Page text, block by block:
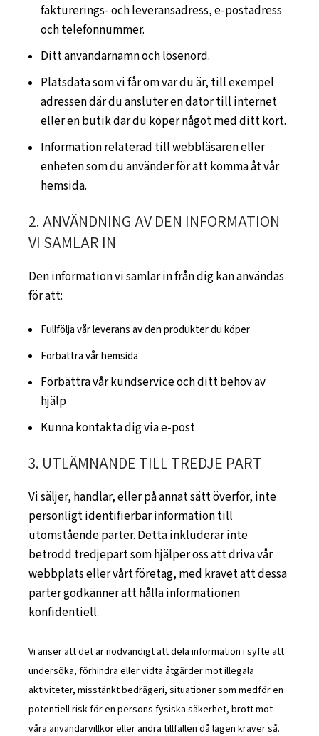
fakturerings- och leveransadress, e-postadress
och telefonnummer.
Ditt användarnamn och lösenord.
Platsdata som vi får om var du är, till exempel
adressen där du ansluter en dator till internet
eller en butik där du köper något med ditt kort.
Information relaterad till webbläsaren eller
enheten som du använder för att komma åt vår
hemsida.
2. ANVÄNDNING AV DEN INFORMATION
VI SAMLAR IN
Den information vi samlar in från dig kan användas
för att:
Fullfölja vår leverans av den produkter du köper
Förbättra vår hemsida
Förbättra vår kundservice och ditt behov av
hjälp
Kunna kontakta dig via e-post
3. UTLÄMNANDE TILL TREDJE PART
Vi säljer, handlar, eller på annat sätt överför, inte
personligt identifierbar information till
utomstående parter. Detta inkluderar inte
betrodd tredjepart som hjälper oss att driva vår
webbplats eller vårt företag, med kravet att dessa
parter godkänner att hålla informationen
konfidentiell.
Vi anser att det är nödvändigt att dela information i syfte att
undersöka, förhindra eller vidta åtgärder mot illegala
aktiviteter, misstänkt bedrägeri, situationer som medför en
potentiell risk för en persons fysiska säkerhet, brott mot
våra användarvillkor eller andra tillfällen då lagen kräver så.